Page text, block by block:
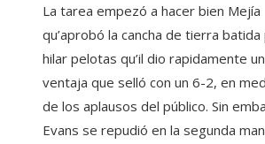
La tarea empezó a hacer bien Mejía
qu’aprobó la cancha de tierra batida
hilar pelotas qu’il dio rapidamente
ventaja que selló con un 6-2, en
de los aplausos del público. Sin
Evans se repudió en la segunda